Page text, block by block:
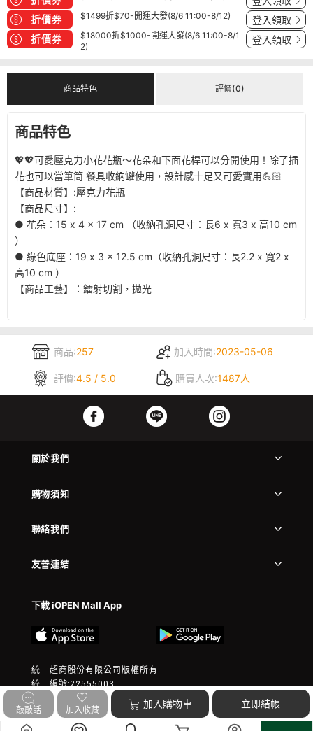
敲敲話 加入收藏
加入購物車 立即結帳
折價券 $1499折$70-開運大發(8/6 11:00-8/12) 登入領取
折價券
$18000折$1000-開運大發(8/6 11:00-8/1
2)
登入領取
商品特色 評價(0)
商品特色
💖💖可愛壓克力小花花瓶～花朵和下面花桿可以分開使用！除了插
花也可以當筆筒 餐具收納罐使用，設計感十足又可愛實用💪🏻
【商品材質】:壓克力花瓶
【商品尺寸】:
● 花朵：15 x 4 x 17 cm （收納孔洞尺寸：長6 x 寬3 x 高10 cm
）
● 綠色底座：19 x 3 x 12.5 cm（收納孔洞尺寸：長2.2 x 寬2 x
高10 cm ）
【商品工藝】：鐳射切割，拋光
商品:257 加入時間:2023-05-06
評價:4.5 / 5.0 購買人次:1487人
關於我們
購物須知
聯絡我們
友善連結
下載 iOPEN Mall App
統一超商股份有限公司版權所有
統一編號:22555003
© 2023 President Chain Store Corp. All rights reserved.